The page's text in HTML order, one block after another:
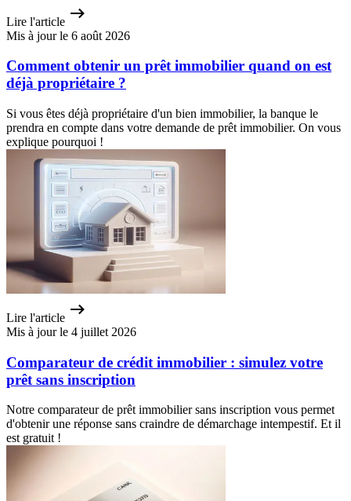
Lire l'article
Mis à jour le 6 août 2026
Comment obtenir un prêt immobilier quand on est
déjà propriétaire ?
Si vous êtes déjà propriétaire d'un bien immobilier, la banque le
prendra en compte dans votre demande de prêt immobilier. On vous
explique pourquoi !
Lire l'article
Mis à jour le 4 juillet 2026
Comparateur de crédit immobilier : simulez votre
prêt sans inscription
Notre comparateur de prêt immobilier sans inscription vous permet
d'obtenir une réponse sans craindre de démarchage intempestif. Et il
est gratuit !